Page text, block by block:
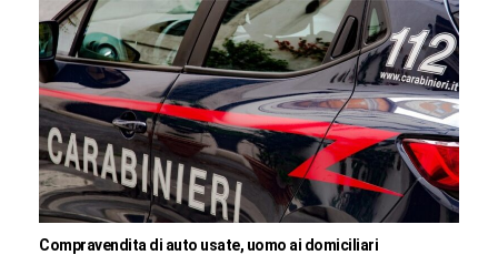
Compravendita di auto usate, uomo ai domiciliari